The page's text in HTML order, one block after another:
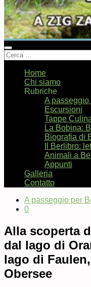
Ricerca
per:
Home
Chi siamo
Rubriche
A
Escursioni
Tappe
La Bobina:
Biografia di
Il Berlibro:
Animali a
Appunti
Galleria
Contatto
A passeggio per
0
Alla scoperta
dal lago di
lago di
Obersee